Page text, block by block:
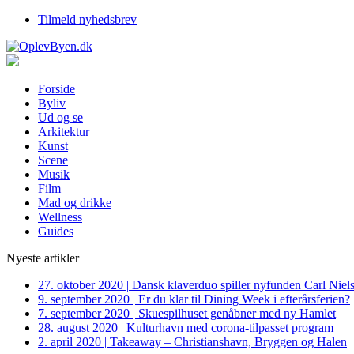
Tilmeld nyhedsbrev
Forside
Byliv
Ud og se
Arkitektur
Kunst
Scene
Musik
Film
Mad og drikke
Wellness
Guides
Nyeste artikler
27. oktober 2020 | Dansk klaverduo spiller nyfunden Carl
9. september 2020 | Er du klar til Dining Week i efterårsferien?
7. september 2020 | Skuespilhuset genåbner med ny Hamlet
28. august 2020 | Kulturhavn med corona-tilpasset program
2. april 2020 | Takeaway – Christianshavn, Bryggen og Halen